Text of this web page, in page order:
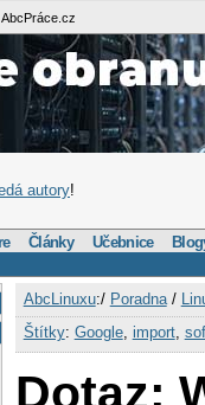
AbcPráce.cz
autory!
Články Učebnice
AbcLinuxu:/ Poradna/
Štítky: Google, import,
Dotaz: